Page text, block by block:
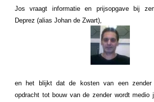
Jos vraagt informatie en prijsopgave bij
Deprez (alias Johan de Zwart),
en het blijkt dat de kosten van een zender
opdracht tot bouw van de zender wordt medio